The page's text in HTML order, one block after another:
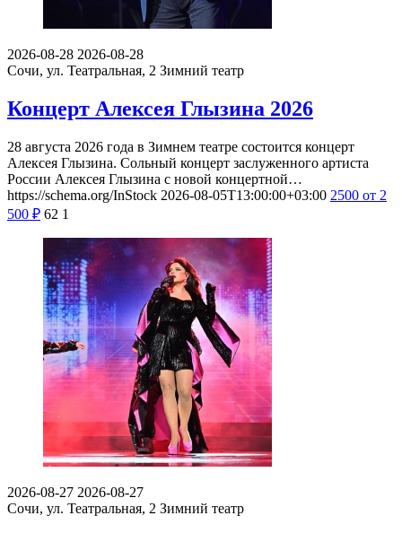
2026-08-28 2026-08-28
Сочи, ул. Театральная, 2 Зимний театр
Концерт Алексея Глызина 2026
28 августа 2026 года в Зимнем театре состоится концерт
Алексея Глызина. Сольный концерт заслуженного артиста
России Алексея Глызина с новой концертной…
https://schema.org/InStock 2026-08-05T13:00:00+03:00 2500 от 2
500 ₽ 62 1
2026-08-27 2026-08-27
Сочи, ул. Театральная, 2 Зимний театр